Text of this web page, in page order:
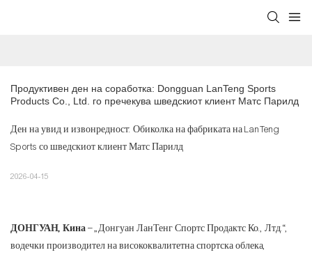
Продуктивен ден на соработка: Dongguan LanTeng Sports
Products Co., Ltd. го пречекува шведскиот клиент Матс Парилд
Ден на увид и извонредност: Обиколка на фабриката на LanTeng
Sports со шведскиот клиент Матс Парилд
2026-04-15
ДОНГУАН, Кина– „Донгуан ЛанТенг Спортс Продактс Ко., Лтд.“,
водечки производител на висококвалитетна спортска облека,